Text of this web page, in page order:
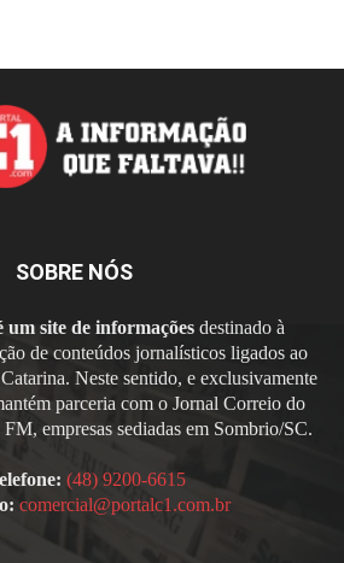
SOBRE NÓS
site de informaçõesdestinado à
de conteúdos jornalísticos ligados ao
Neste sentido, e exclusivamente
parceria com o Jornal Correio do
empresas sediadas em Sombrio/SC.
(48) 9200-6615
comercial@portalc1.com.br